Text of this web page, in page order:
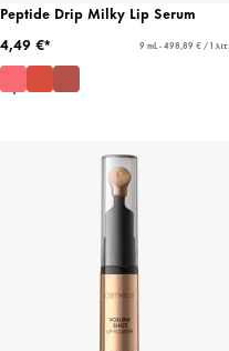
Peptide Drip Milky Lip Serum
4,49 €*
9 mL - 498,89 € / 1 λίτ.